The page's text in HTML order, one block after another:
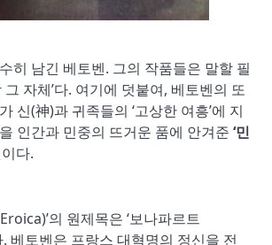
히 남긴 베토벤. 그의 작품들은 말할 필
그 자체’다. 여기에 덧붙여, 베토벤의 또
신(神)과 귀족들의 ‘고상한 여흥’에 지
인간과 민중의 뜨거운 품에 안겨준 ‘민
다.
의 원제목은 ‘보나파르트
베토벤은 프랑스 대혁명의 정신을 전